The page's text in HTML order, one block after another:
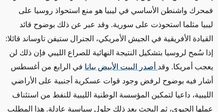
فمحرك واشنطن الأساسي في ليبيا هو منع استحواذ روسيا على
ليبيا مثلما استحوذت على سورية. وقد عبر عن ذلك بوضوح قائد
القيادة الأفريقية في الجيش الأمريكي، الجنرال ستيفن تاوساند قائلا:
إذا سُمح لروسيا بتشكيل النتيجة النهائية للصراع الليبي فإن ذلك لن
يعجب أمريكا. وقد أصدر البيت الأبيض بيانا في الرابع من أغسطس
أشار فيه بوضوح لرفض وجود قوات عسكرية أجنبية على الأراضي
الليبية، داعيا لتمكين المؤسسة الوطنية الليبية للنفط من استئناف
عملها الحيوي، ثم البحث بعد ذلك حلول سياسية عادلة. هذا المطلب